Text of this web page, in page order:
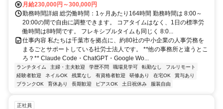
月給230,000円～300,000円
勤務時間詳細 総労働時間：1ヶ月あたり164時間 勤務時間は 8:00～
20:00の間で自由に調整できます。 コアタイムはなく、1日の標準労
働時間は8時間です。 フレキシブルタイムも同じく 8:0...
仕事内容 私たちは千葉市を拠点に、約80社の中小企業の人事労務を
まるごとサポートしている社労士法人です。 **他の事務所と違うとこ
ろ？** Claude Code・ChatGPT・Google Wo...
ランチタイム 主婦・主夫歓迎 学歴不問 職場見学可 転勤なし
フルリモート
経験者歓迎
ネイルOK 残業なし 有資格者歓迎 研修あり 在宅OK
賞与あり
ブランクOK
育休あり 長期歓迎 ピアスOK 土日祝休み 服装自由
正社員